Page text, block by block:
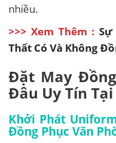
nhiều.
>>> Xem Thêm :Sự
Thất Có Và Không
Đặt May
Đâu Uy Tín
Khởi Phát
Đồng Phục Văn